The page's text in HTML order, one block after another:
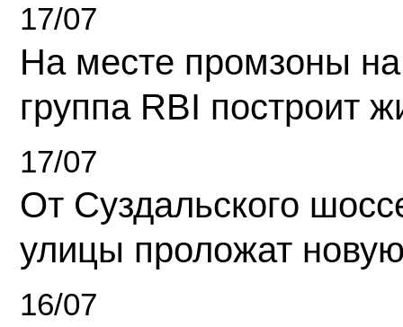
17/07
На месте промзоны
группа RBI построит
17/07
От Суздальского
улицы проложат
16/07